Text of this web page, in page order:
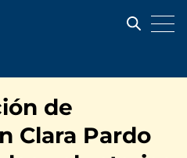
de
Clara Pardo